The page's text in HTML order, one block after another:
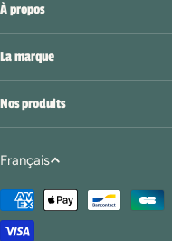
À propos
La marque
Nos produits
L
a
n
g
Français
Modes
de